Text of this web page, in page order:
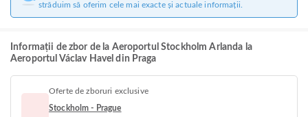
străduim să oferim cele mai exacte și actuale informații.
Informații de zbor de la Aeroportul Stockholm Arlanda la
Aeroportul Václav Havel din Praga
Oferte de zboruri exclusive
Stockholm - Prague